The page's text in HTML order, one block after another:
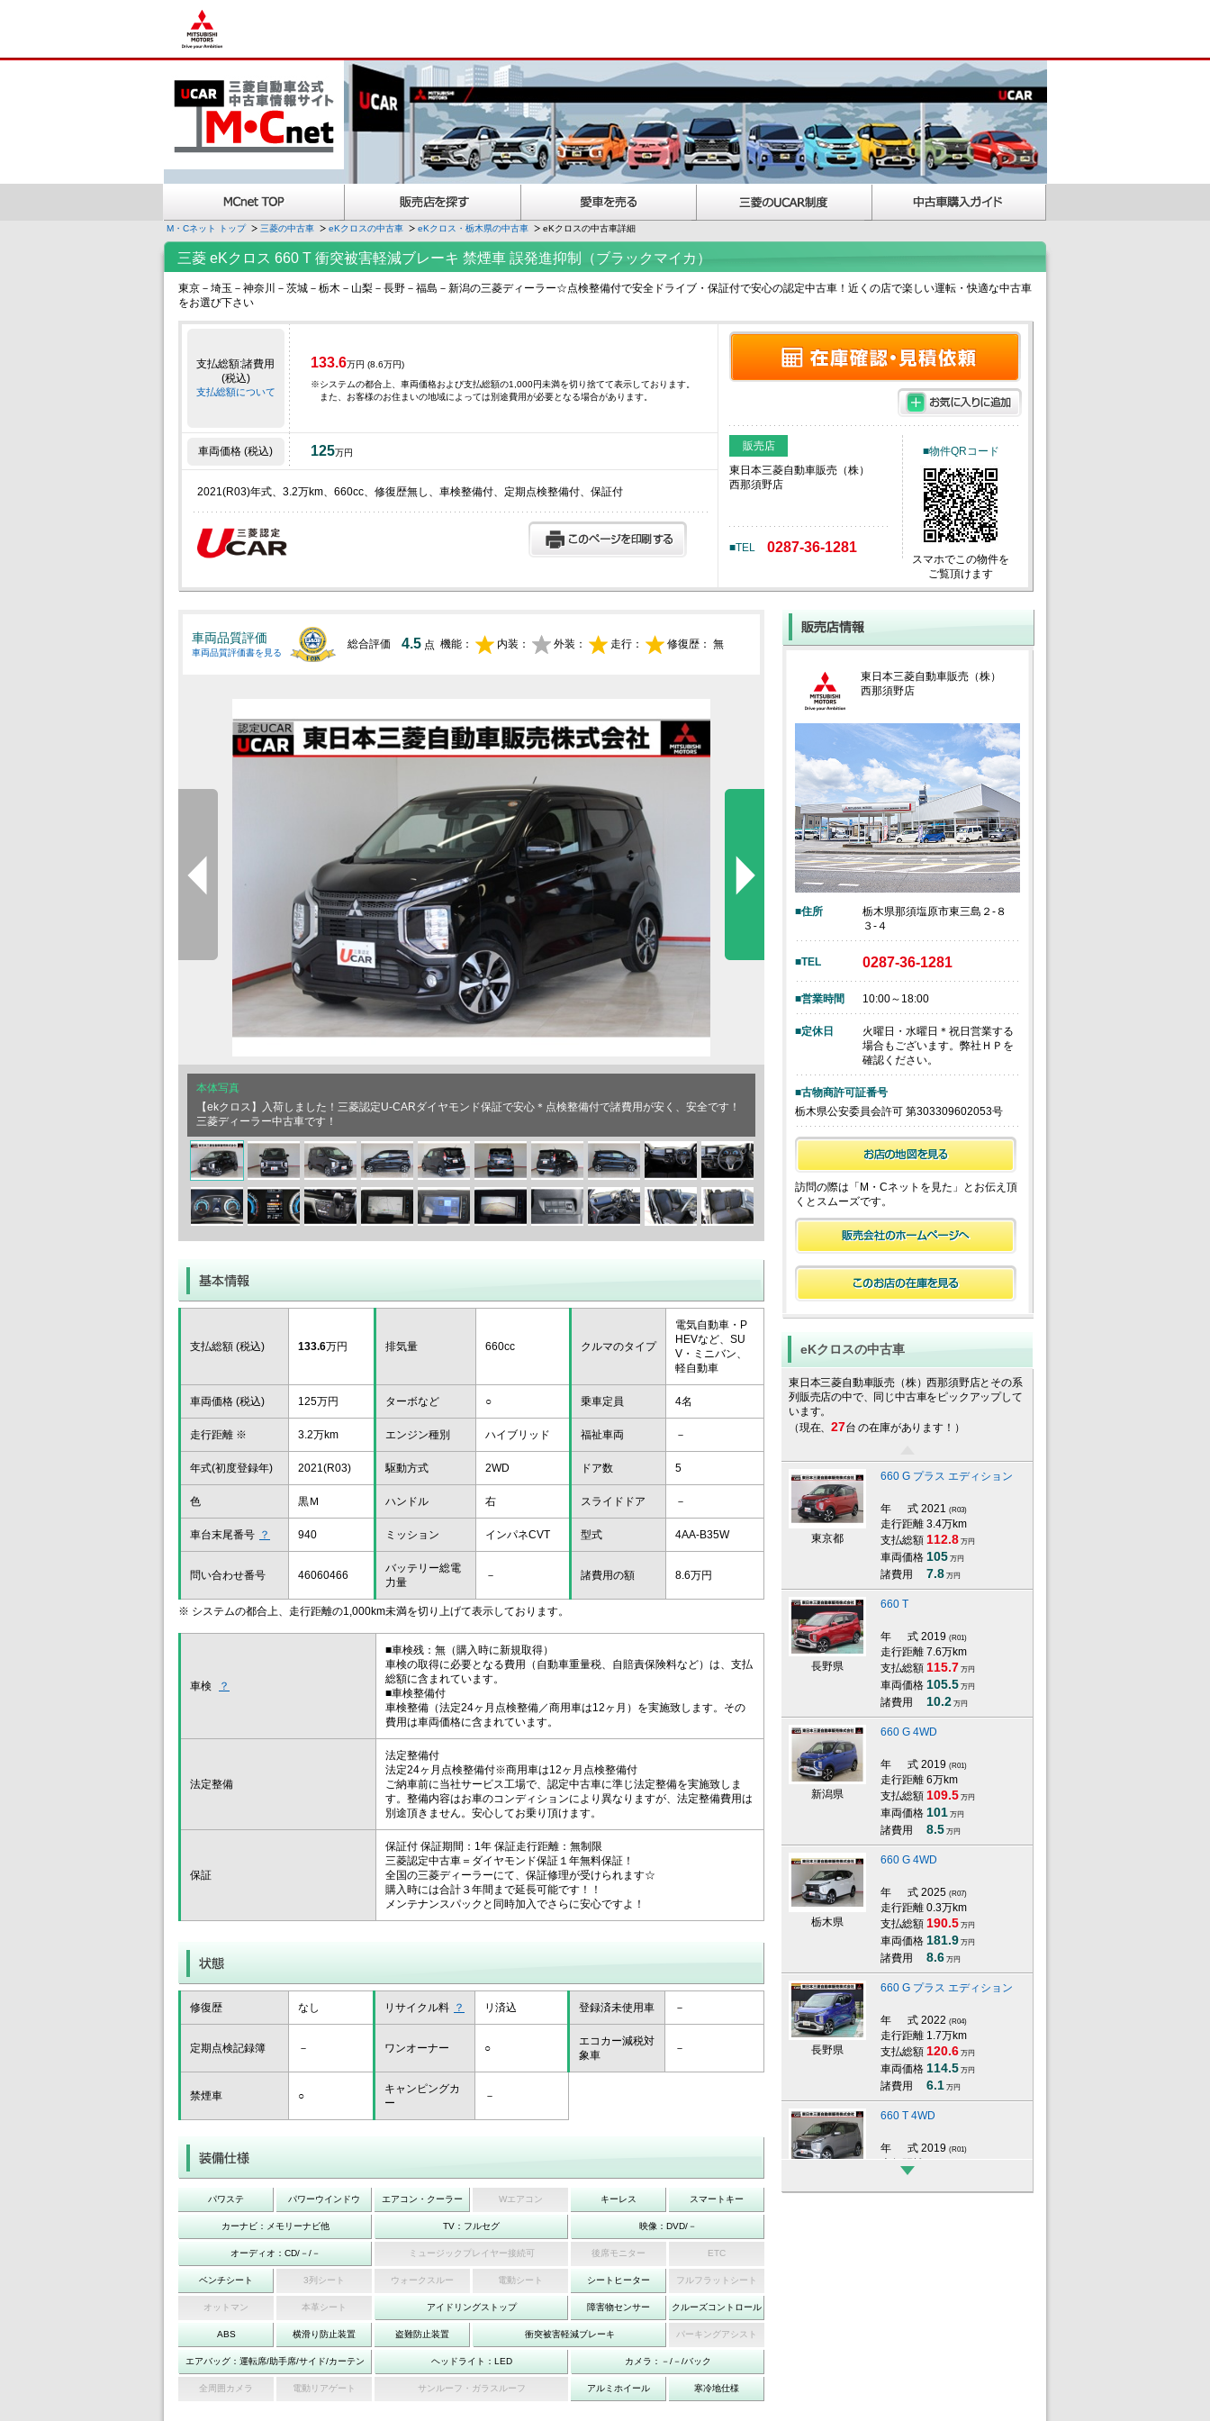
M・Cネット トップ 三菱の中古車 eKクロスの中古車 eKクロス・栃木県の中古車 eKクロスの中古車詳細
三菱 eKクロス 660 T 衝突被害軽減ブレーキ 禁煙車 誤発進抑制（ブラックマイカ）
東京－埼玉－神奈川－茨城－栃木－山梨－長野－福島－新潟の三菱ディーラー☆点検整備付で安全ドライブ・保証付で安心の認定中古車！近くの店で楽しい運転・快適な中古車
をお選び下さい
支払総額:諸費用
(税込)
支払総額について
133.6万円 (8.6万円)
※システムの都合上、車両価格および支払総額の1,000円未満を切り捨てて表示しております。
また、お客様のお住まいの地域によっては別途費用が必要となる場合があります。
販売店
東日本三菱自動車販売（株）
西那須野店
■TEL 0287-36-1281
■物件QRコード
スマホでこの物件を
ご覧頂けます
車両価格 (税込) 125万円
2021(R03)年式、3.2万km、660cc、修復歴無し、車検整備付、定期点検整備付、保証付
車両品質評価
車両品質評価書を見る
総合評価 4.5 点 機能： 内装： 外装： 走行： 修復歴： 無
本体写真
【ekクロス】入荷しました！三菱認定U-CARダイヤモンド保証で安心＊点検整備付で諸費用が安く、安全です！
三菱ディーラー中古車です！
支払総額 (税込) 133.6万円 排気量 660cc クルマのタイプ
電気自動車・P
HEVなど、SU
V・ミニバン、
軽自動車
車両価格 (税込) 125万円 ターボなど ○ 乗車定員 4名
走行距離 ※ 3.2万km エンジン種別 ハイブリッド 福祉車両 －
年式(初度登録年) 2021(R03) 駆動方式 2WD ドア数 5
色 黒Ｍ ハンドル 右 スライドドア －
車台末尾番号 ？ 940 ミッション インパネCVT 型式 4AA-B35W
問い合わせ番号 46060466
バッテリー総電
力量
－ 諸費用の額 8.6万円
※ システムの都合上、走行距離の1,000km未満を切り上げて表示しております。
車検 ？
■車検残：無（購入時に新規取得）
車検の取得に必要となる費用（自動車重量税、自賠責保険料など）は、支払
総額に含まれています。
■車検整備付
車検整備（法定24ヶ月点検整備／商用車は12ヶ月）を実施致します。その
費用は車両価格に含まれています。
法定整備
法定整備付
法定24ヶ月点検整備付※商用車は12ヶ月点検整備付
ご納車前に当社サービス工場で、認定中古車に準じ法定整備を実施致しま
す。整備内容はお車のコンディションにより異なりますが、法定整備費用は
別途頂きません。安心してお乗り頂けます。
保証
保証付 保証期間：1年 保証走行距離：無制限
三菱認定中古車＝ダイヤモンド保証１年無料保証！
全国の三菱ディーラーにて、保証修理が受けられます☆
購入時には合計３年間まで延長可能です！！
メンテナンスパックと同時加入でさらに安心ですよ！
修復歴 なし リサイクル料 ？ リ済込 登録済未使用車 －
定期点検記録簿 － ワンオーナー ○
エコカー減税対
象車
－
禁煙車 ○
キャンピングカ
ー
－
パワステ パワーウインドウ エアコン・クーラー Wエアコン キーレス スマートキー
カーナビ：メモリーナビ他 TV：フルセグ 映像：DVD/－
オーディオ：CD/－/－ ミュージックプレイヤー接続可 後席モニター ETC
ベンチシート 3列シート ウォークスルー 電動シート シートヒーター フルフラットシート
オットマン 本革シート アイドリングストップ 障害物センサー クルーズコントロール
ABS 横滑り防止装置 盗難防止装置 衝突被害軽減ブレーキ パーキングアシスト
エアバッグ：運転席/助手席/サイド/カーテン ヘッドライト：LED カメラ：－/－/バック
全周囲カメラ 電動リアゲート サンルーフ・ガラスルーフ アルミホイール 寒冷地仕様
東日本三菱自動車販売（株）
西那須野店
■住所
栃木県那須塩原市東三島２‐８
３‐４
■TEL 0287-36-1281
■営業時間 10:00～18:00
■定休日
火曜日・水曜日＊祝日営業する
場合もございます。弊社ＨＰを
確認ください。
■古物商許可証番号
栃木県公安委員会許可 第303309602053号
訪問の際は「M・Cネットを見た」とお伝え頂
くとスムーズです。
eKクロスの中古車
東日本三菱自動車販売（株）西那須野店とその系
列販売店の中で、同じ中古車をピックアップして
います。
（現在、27台 の在庫があります！）
東京都
660 G プラス エディション
年 式 2021 (R03)
走行距離 3.4万km
支払総額 112.8 万円
車両価格 105 万円
諸費用 7.8 万円
長野県
660 T
年 式 2019 (R01)
走行距離 7.6万km
支払総額 115.7 万円
車両価格 105.5 万円
諸費用 10.2 万円
新潟県
660 G 4WD
年 式 2019 (R01)
走行距離 6万km
支払総額 109.5 万円
車両価格 101 万円
諸費用 8.5 万円
栃木県
660 G 4WD
年 式 2025 (R07)
走行距離 0.3万km
支払総額 190.5 万円
車両価格 181.9 万円
諸費用 8.6 万円
長野県
660 G プラス エディション
年 式 2022 (R04)
走行距離 1.7万km
支払総額 120.6 万円
車両価格 114.5 万円
諸費用 6.1 万円
660 T 4WD
年 式 2019 (R01)
走行距離 4.4万km
支払総額
車両価格132.9